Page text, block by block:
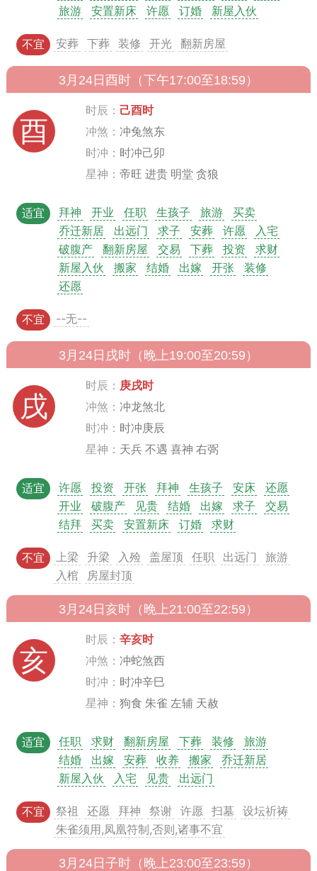
旅游
安置新床 许愿 订婚 新屋入伙
不宜 安葬 下葬 装修 开光 翻新房屋
3月24日酉时（下午17:00至18:59）
酉
时辰： 己酉时
冲煞： 冲兔煞东
时冲： 时冲己卯
星神： 帝旺 进贵 明堂 贪狼
适宜 拜神 开业 任职 生孩子 旅游
买卖
乔迁新居
出远门 求子 安葬 许愿
入宅
破腹产
翻新房屋 交易 下葬 投资
求财
新屋入伙
搬家 结婚 出嫁 开张
装修
还愿
不宜 --无--
3月24日戌时（晚上19:00至20:59）
戌
时辰： 庚戌时
冲煞： 冲龙煞北
时冲： 时冲庚辰
星神： 天兵 不遇 喜神 右弼
适宜 许愿 投资 开张 拜神 生孩子 安床
还愿
开业
破腹产 见贵 结婚 出嫁 求子
交易
结拜
买卖 安置新床 订婚 求财
不宜 上梁 升梁 入殓 盖屋顶 任职 出远门
旅游
入棺
房屋封顶
3月24日亥时（晚上21:00至22:59）
亥
时辰： 辛亥时
冲煞： 冲蛇煞西
时冲： 时冲辛巳
星神： 狗食 朱雀 左辅 天赦
适宜 任职 求财 翻新房屋 下葬 装修
旅游
结婚
出嫁 安葬 收养 搬家
乔迁新居
新屋入伙
入宅 见贵 出远门
不宜 祭祖 还愿 拜神 祭谢 许愿 扫墓
设坛祈祷
朱雀须用,凤凰符制,否则,诸事不宜
3月24日子时（晚上23:00至23:59）